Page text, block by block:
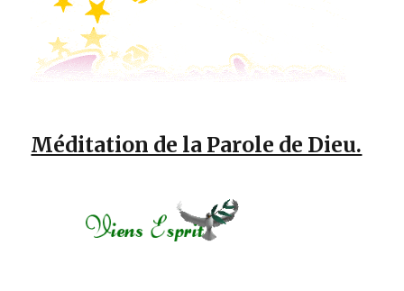
Méditation de la Parole de Dieu.